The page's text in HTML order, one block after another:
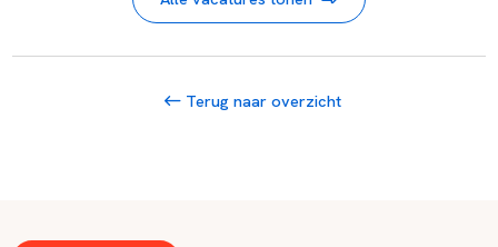
Terug naar overzicht